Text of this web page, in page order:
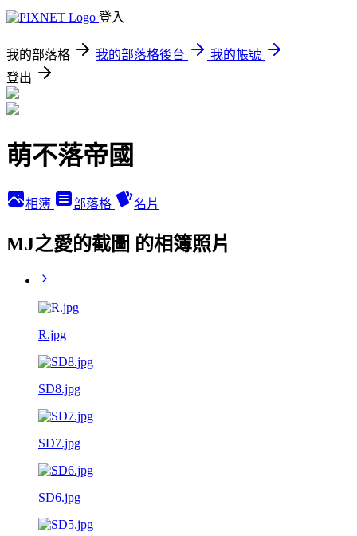
登入
我的部落格 我的部落格後台
我的帳號
登出
萌不落帝國
相簿 部落格 名片
MJ之愛的截圖 的相簿照片
R.jpg
SD8.jpg
SD7.jpg
SD6.jpg